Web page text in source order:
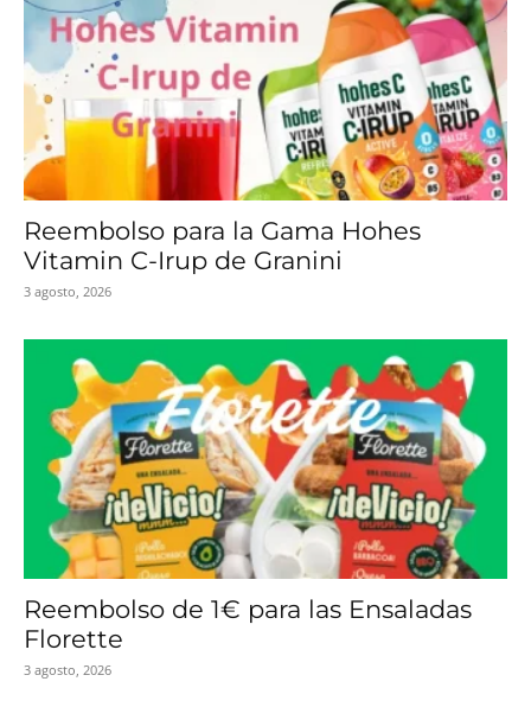
Reembolso para la Gama Hohes
Vitamin C-Irup de Granini
3 agosto, 2026
Reembolso de 1€ para las Ensaladas
Florette
3 agosto, 2026